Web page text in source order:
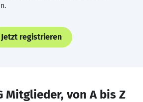
Jetzt registrieren
Mitglieder, von A bis Z